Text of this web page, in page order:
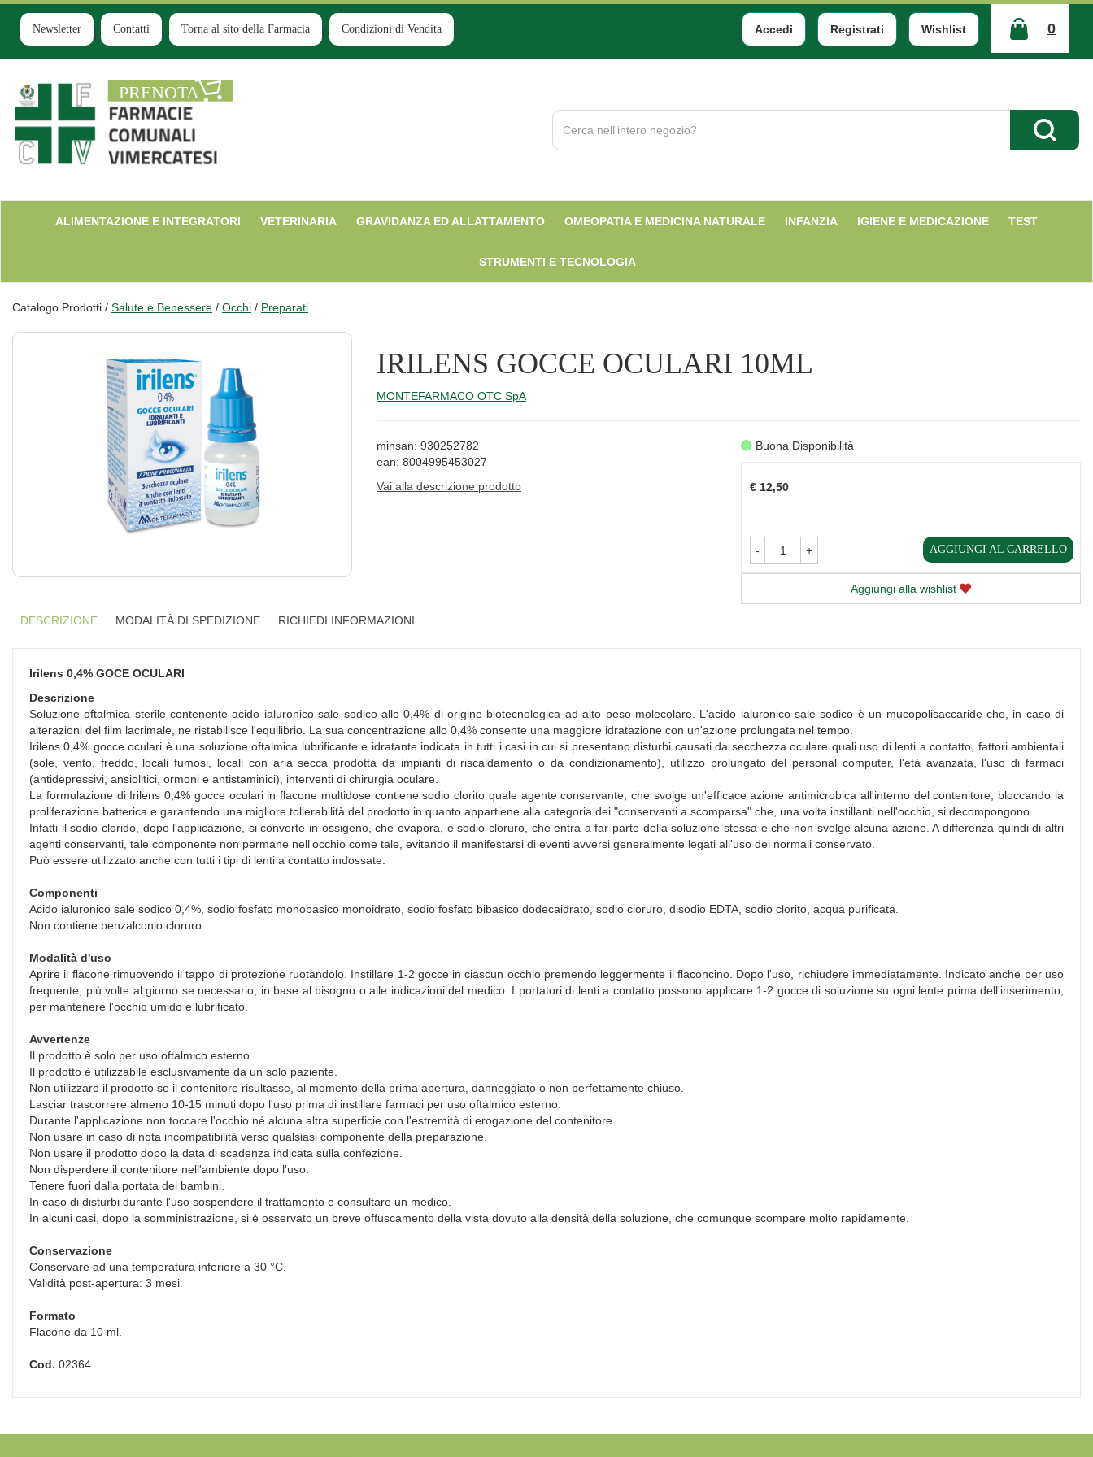
Passa
contenuto
principale
Newsletter Contatti Torna al sito della Farmacia Condizioni di Vendita Accedi Registrati Wishlist 0
ARTICOLI
INSERITI
Farmacia
Comunale
Cerca
Prodotto
Cerca
ALIMENTAZIONE E INTEGRATORI VETERINARIA GRAVIDANZA ED ALLATTAMENTO OMEOPATIA E MEDICINA NATURALE INFANZIA IGIENE E MEDICAZIONE TEST
STRUMENTI E TECNOLOGIA
Catalogo Prodotti / Salute e Benessere / Occhi / Preparati
IRILENS GOCCE OCULARI 10ML
MONTEFARMACO OTC SpA
minsan: 930252782
ean: 8004995453027
Vai alla descrizione prodotto
Buona Disponibilità
€ 12,50
- + AGGIUNGI AL CARRELLO
Aggiungi alla wishlist
DESCRIZIONE MODALITÀ DI SPEDIZIONE RICHIEDI INFORMAZIONI
Irilens 0,4% GOCE OCULARI
Descrizione
Soluzione oftalmica sterile contenente acido ialuronico sale sodico allo 0,4% di origine biotecnologica ad alto peso molecolare. L'acido ialuronico sale sodico è un mucopolisaccaride che, in caso di
alterazioni del film lacrimale, ne ristabilisce l'equilibrio. La sua concentrazione allo 0,4% consente una maggiore idratazione con un'azione prolungata nel tempo.
Irilens 0,4% gocce oculari è una soluzione oftalmica lubrificante e idratante indicata in tutti i casi in cui si presentano disturbi causati da secchezza oculare quali uso di lenti a contatto, fattori ambientali
(sole, vento, freddo, locali fumosi, locali con aria secca prodotta da impianti di riscaldamento o da condizionamento), utilizzo prolungato del personal computer, l'età avanzata, l'uso di farmaci
(antidepressivi, ansiolitici, ormoni e antistaminici), interventi di chirurgia oculare.
La formulazione di Irilens 0,4% gocce oculari in flacone multidose contiene sodio clorito quale agente conservante, che svolge un'efficace azione antimicrobica all'interno del contenitore, bloccando la
proliferazione batterica e garantendo una migliore tollerabilità del prodotto in quanto appartiene alla categoria dei "conservanti a scomparsa" che, una volta instillanti nell'occhio, si decompongono.
Infatti il sodio clorido, dopo l'applicazione, si converte in ossigeno, che evapora, e sodio cloruro, che entra a far parte della soluzione stessa e che non svolge alcuna azione. A differenza quindi di altri
agenti conservanti, tale componente non permane nell'occhio come tale, evitando il manifestarsi di eventi avversi generalmente legati all'uso dei normali conservato.
Può essere utilizzato anche con tutti i tipi di lenti a contatto indossate.
Componenti
Acido ialuronico sale sodico 0,4%, sodio fosfato monobasico monoidrato, sodio fosfato bibasico dodecaidrato, sodio cloruro, disodio EDTA, sodio clorito, acqua purificata.
Non contiene benzalconio cloruro.
Modalità d'uso
Aprire il flacone rimuovendo il tappo di protezione ruotandolo. Instillare 1-2 gocce in ciascun occhio premendo leggermente il flaconcino. Dopo l'uso, richiudere immediatamente. Indicato anche per uso
frequente, più volte al giorno se necessario, in base al bisogno o alle indicazioni del medico. I portatori di lenti a contatto possono applicare 1-2 gocce di soluzione su ogni lente prima dell'inserimento,
per mantenere l'occhio umido e lubrificato.
Avvertenze
Il prodotto è solo per uso oftalmico esterno.
Il prodotto è utilizzabile esclusivamente da un solo paziente.
Non utilizzare il prodotto se il contenitore risultasse, al momento della prima apertura, danneggiato o non perfettamente chiuso.
Lasciar trascorrere almeno 10-15 minuti dopo l'uso prima di instillare farmaci per uso oftalmico esterno.
Durante l'applicazione non toccare l'occhio né alcuna altra superficie con l'estremità di erogazione del contenitore.
Non usare in caso di nota incompatibilità verso qualsiasi componente della preparazione.
Non usare il prodotto dopo la data di scadenza indicata sulla confezione.
Non disperdere il contenitore nell'ambiente dopo l'uso.
Tenere fuori dalla portata dei bambini.
In caso di disturbi durante l'uso sospendere il trattamento e consultare un medico.
In alcuni casi, dopo la somministrazione, si è osservato un breve offuscamento della vista dovuto alla densità della soluzione, che comunque scompare molto rapidamente.
Conservazione
Conservare ad una temperatura inferiore a 30 °C.
Validità post-apertura: 3 mesi.
Formato
Flacone da 10 ml.
Cod. 02364